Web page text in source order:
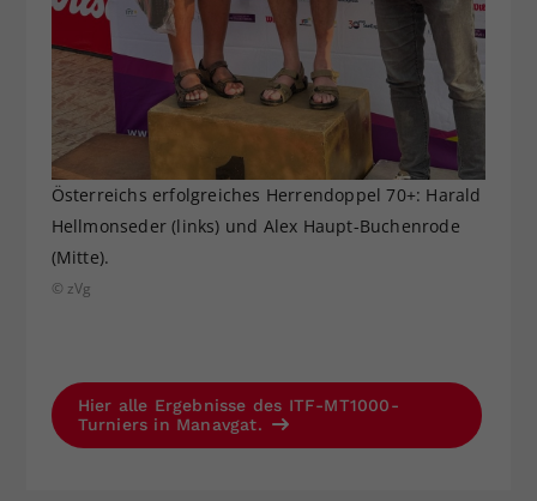
Österreichs erfolgreiches Herrendoppel 70+: Harald
Hellmonseder (links) und Alex Haupt-Buchenrode
(Mitte).
© zVg
Hier alle Ergebnisse des ITF-MT1000-
Turniers in Manavgat.